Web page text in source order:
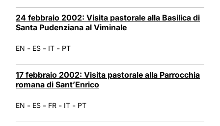
24 febbraio 2002: Visita pastorale alla Basilica di
Santa Pudenziana al Viminale
EN - ES - IT - PT
17 febbraio 2002: Visita pastorale alla Parrocchia
romana di Sant’Enrico
EN - ES - FR - IT - PT